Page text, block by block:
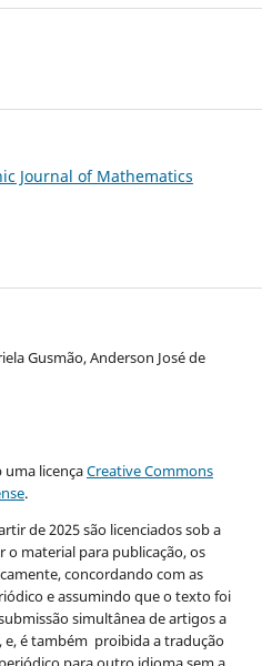
Journal of Mathematics
Gusmão, Anderson José de
uma licençaCreative Commons
.
de 2025 são licenciados sob a
o material para publicação, os
concordando com as
e assumindo que o texto foi
simultânea de artigos a
e, é também proibida a tradução